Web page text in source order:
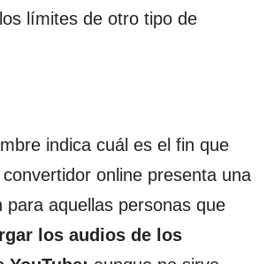
límites de otro tipo de
indica cuál es el fin que
online presenta una
para aquellas personas que
los audios de los